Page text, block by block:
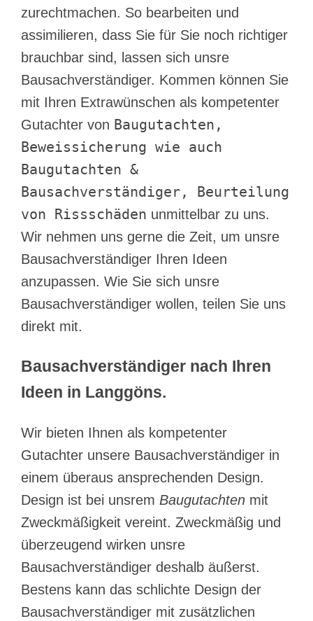
zurechtmachen. So bearbeiten und
assimilieren, dass Sie für Sie noch richtiger
brauchbar sind, lassen sich unsre
Bausachverständiger. Kommen können Sie
mit Ihren Extrawünschen als kompetenter
Gutachter von Baugutachten,
Beweissicherung wie auch
Baugutachten &
Bausachverständiger, Beurteilung
von Rissschäden unmittelbar zu uns.
Wir nehmen uns gerne die Zeit, um unsre
Bausachverständiger Ihren Ideen
anzupassen. Wie Sie sich unsre
Bausachverständiger wollen, teilen Sie uns
direkt mit.
Bausachverständiger nach Ihren
Ideen in Langgöns.
Wir bieten Ihnen als kompetenter
Gutachter unsere Bausachverständiger in
einem überaus ansprechenden Design.
Design ist bei unsrem Baugutachten mit
Zweckmäßigkeit vereint. Zweckmäßig und
überzeugend wirken unsre
Bausachverständiger deshalb äußerst.
Bestens kann das schlichte Design der
Bausachverständiger mit zusätzlichen